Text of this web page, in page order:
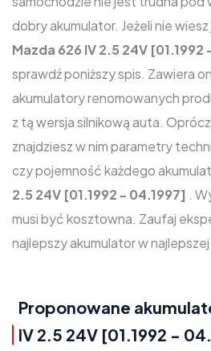
dobry akumulator. Jeżeli nie
Mazda 626 IV 2.5 24V [01.1992
sprawdź poniższy spis. Zawiera
akumulatory renomowanych
z tą wersja silnikową auta.
znajdziesz w nim parametry
czy pojemność każdego
2.5 24V [01.1992 - 04.1997] .
musi być kosztowna. Zaufaj
najlepszy akumulator w
Proponowane
IV 2.5 24V [01.1992 -